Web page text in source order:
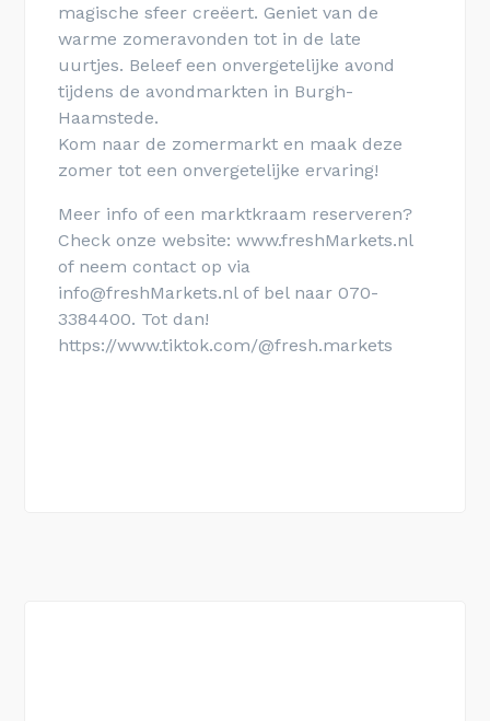
magische sfeer creëert. Geniet van de
warme zomeravonden tot in de late
uurtjes. Beleef een onvergetelijke avond
tijdens de avondmarkten in Burgh-
Haamstede.
Kom naar de zomermarkt en maak deze
zomer tot een onvergetelijke ervaring!
Meer info of een marktkraam reserveren?
Check onze website: www.freshMarkets.nl
of neem contact op via
info@freshMarkets.nl of bel naar 070-
3384400. Tot dan!
https://www.tiktok.com/@fresh.markets